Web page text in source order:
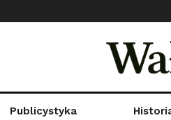
Publicystyka